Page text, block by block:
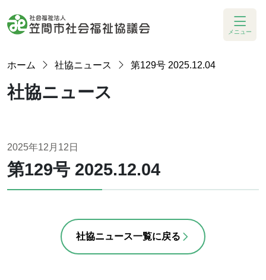
メニュー
ホーム 社協ニュース 第129号 2025.12.04
社協ニュース
2025年12月12日
第129号 2025.12.04
社協ニュース一覧に戻る